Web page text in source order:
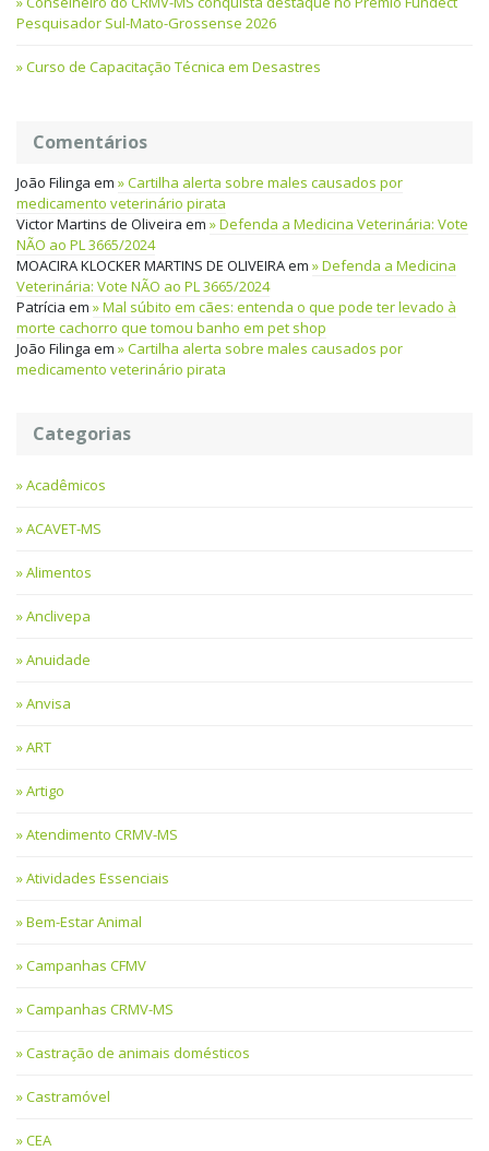
Pesquisador Sul-Mato-Grossense 2026
Curso de Capacitação Técnica em Desastres
Comentários
João Filinga em
Cartilha alerta sobre males causados por
medicamento veterinário pirata
Victor Martins de Oliveira em
Defenda a Medicina Veterinária: Vote
NÃO ao PL 3665/2024
MOACIRA KLOCKER MARTINS DE OLIVEIRAem
Defenda a Medicina
Veterinária: Vote NÃO ao PL 3665/2024
Patrícia em
Mal súbito em cães: entenda o que pode ter levado à
morte cachorro que tomou banho em pet shop
João Filinga em
Cartilha alerta sobre males causados por
medicamento veterinário pirata
Categorias
Acadêmicos
ACAVET-MS
Alimentos
Anclivepa
Anuidade
Anvisa
ART
Artigo
Atendimento CRMV-MS
Atividades Essenciais
Bem-Estar Animal
Campanhas CFMV
Campanhas CRMV-MS
Castração de animais domésticos
Castramóvel
CEA